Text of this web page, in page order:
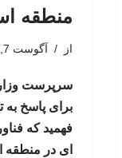
منطقه
از آگوست 7, 2026
سرپرست
برای پاسخ به
فهمید که
ای در